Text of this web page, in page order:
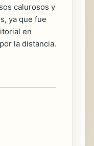
calurosos y
ya que fue
en
la distancia.